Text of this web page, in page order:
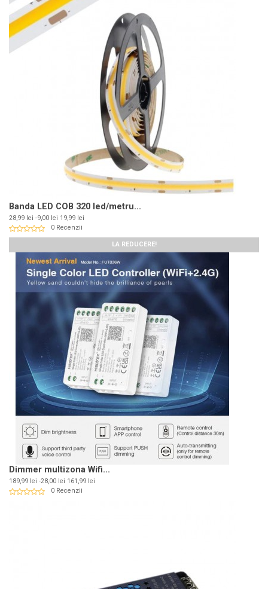
Banda LED COB 320 led/metru...
Pret
de
baza
28,99 lei -9,00 lei Pret
19,99 lei
0 Recenzii
Dimmer multizona Wifi...
Pret
de
189,99 lei -28,00 lei Pret
161,99 lei
0 Recenzii
LA REDUCERE!